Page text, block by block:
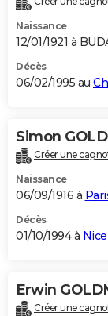
Naissance
12/01/1921 à
Décès
06/02/1995 au
Simon
Créer une
Naissance
06/09/1916 à
Décès
01/10/1994 à Nice
Erwin
Créer une